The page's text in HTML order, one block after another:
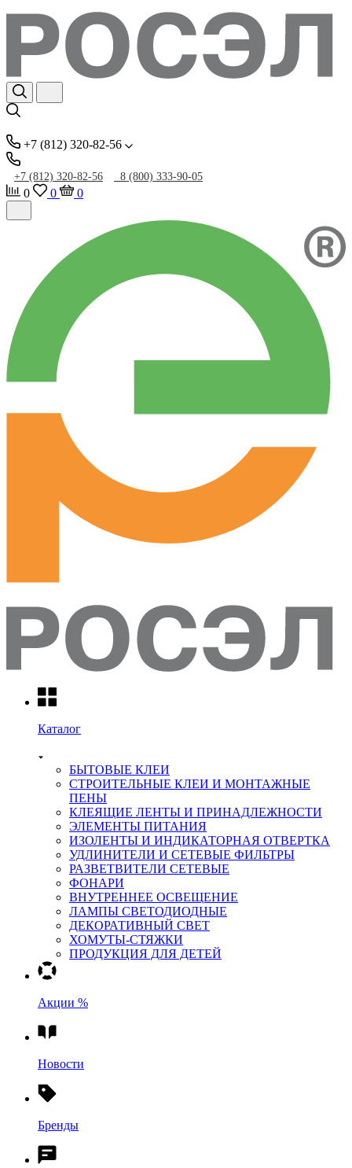
+7 (812) 320-82-56
+7 (812) 320-82-56 8 (800) 333-90-05
0 0 0
Каталог
БЫТОВЫЕ КЛЕИ
СТРОИТЕЛЬНЫЕ КЛЕИ И МОНТАЖНЫЕ
ПЕНЫ
КЛЕЯЩИЕ ЛЕНТЫ И ПРИНАДЛЕЖНОСТИ
ЭЛЕМЕНТЫ ПИТАНИЯ
ИЗОЛЕНТЫ И ИНДИКАТОРНАЯ ОТВЕРТКА
УДЛИНИТЕЛИ И СЕТЕВЫЕ ФИЛЬТРЫ
РАЗВЕТВИТЕЛИ СЕТЕВЫЕ
ФОНАРИ
ВНУТРЕННЕЕ ОСВЕЩЕНИЕ
ЛАМПЫ СВЕТОДИОДНЫЕ
ДЕКОРАТИВНЫЙ СВЕТ
ХОМУТЫ-СТЯЖКИ
ПРОДУКЦИЯ ДЛЯ ДЕТЕЙ
Акции %
Новости
Бренды